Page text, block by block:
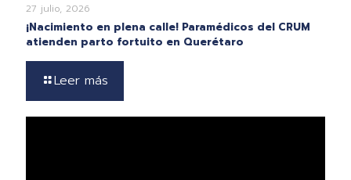
27 julio, 2026
¡Nacimiento en plena calle! Paramédicos del CRUM
atienden parto fortuito en Querétaro
Leer más